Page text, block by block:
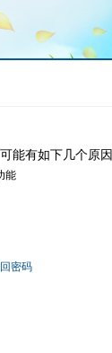
能有如下几个原因
能
密码